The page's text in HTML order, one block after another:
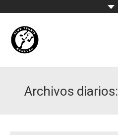
RESERVA
Archivos diarios: